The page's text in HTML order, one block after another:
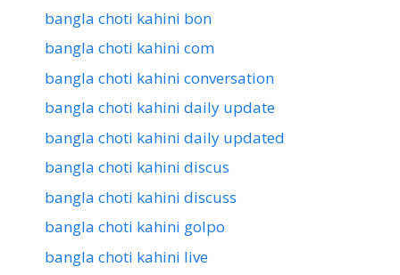
bangla choti kahini bon
bangla choti kahini com
bangla choti kahini conversation
bangla choti kahini daily update
bangla choti kahini daily updated
bangla choti kahini discus
bangla choti kahini discuss
bangla choti kahini golpo
bangla choti kahini live